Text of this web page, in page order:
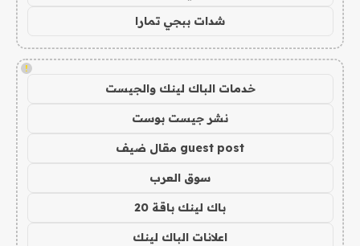
شدات ببجي تمارا
!
خدمات الباك لينك والجيست
نشر جيست بوست
guest post مقال ضيف
سوق العرب
باك لينك باقة 20
اعلانات الباك لينك